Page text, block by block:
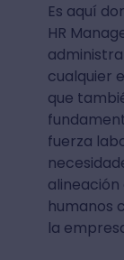
Es aquí
HR
cualquier
que
fuerza
humanos
la